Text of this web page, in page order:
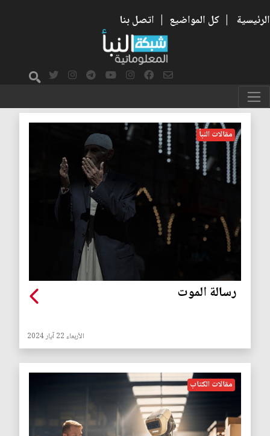
الرئيسية | كل المواضيع | اتصل بنا
العمل الصالح
مقالات النبأ
رسالة الموت
الأربعاء 22 آيار 2024
مقالات الكتاب